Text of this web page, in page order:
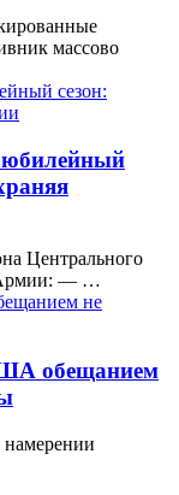
массово
юбилейный
Центрального
Армии: — …
обещанием
намерении